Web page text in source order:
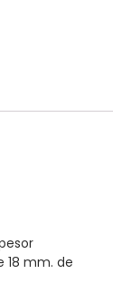
18 mm. de